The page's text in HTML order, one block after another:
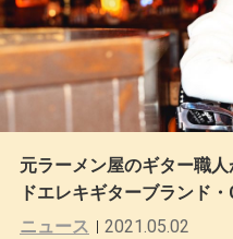
元ラーメン屋のギター職
ドエレキギターブランド
ニュース
2021.05.02